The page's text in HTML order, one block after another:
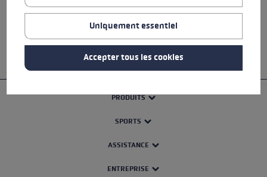
SAFETY INSTRUCTIONS
PRODUITS
SPORTS
ASSISTANCE
ENTREPRISE
Uniquement essentiel
Accepter tous les cookies